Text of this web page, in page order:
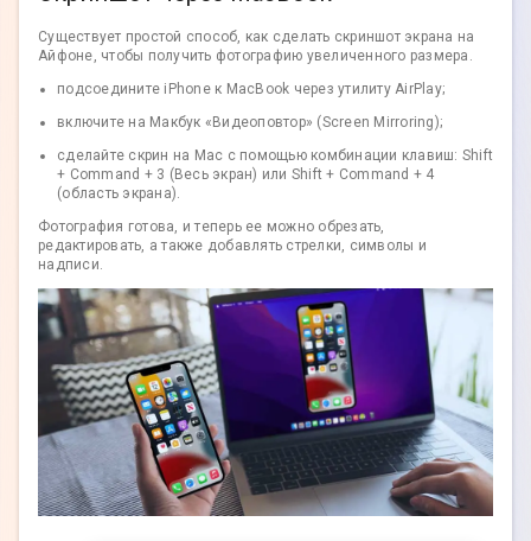
Существует простой способ, как сделать скриншот экрана на
Айфоне, чтобы получить фотографию увеличенного размера.
подсоедините iPhone к MacBook через утилиту AirPlay;
включите на Макбук «Видеоповтор» (Screen Mirroring);
сделайте скрин на Mac с помощью комбинации клавиш: Shift
+ Command + 3 (Весь экран) или Shift + Command + 4
(область экрана).
Фотография готова, и теперь ее можно обрезать,
редактировать, а также добавлять стрелки, символы и
надписи.